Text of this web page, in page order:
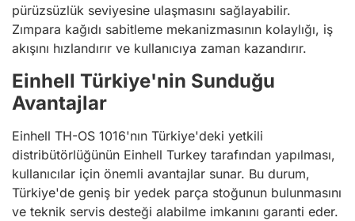
pürüzsüzlük seviyesine ulaşmasını sağlayabilir.
Zımpara kağıdı sabitleme mekanizmasının kolaylığı, iş
akışını hızlandırır ve kullanıcıya zaman kazandırır.
Einhell Türkiye'nin Sunduğu
Avantajlar
Einhell TH-OS 1016'nın Türkiye'deki yetkili
distribütörlüğünün Einhell Turkey tarafından yapılması,
kullanıcılar için önemli avantajlar sunar. Bu durum,
Türkiye'de geniş bir yedek parça stoğunun bulunmasını
ve teknik servis desteği alabilme imkanını garanti eder.